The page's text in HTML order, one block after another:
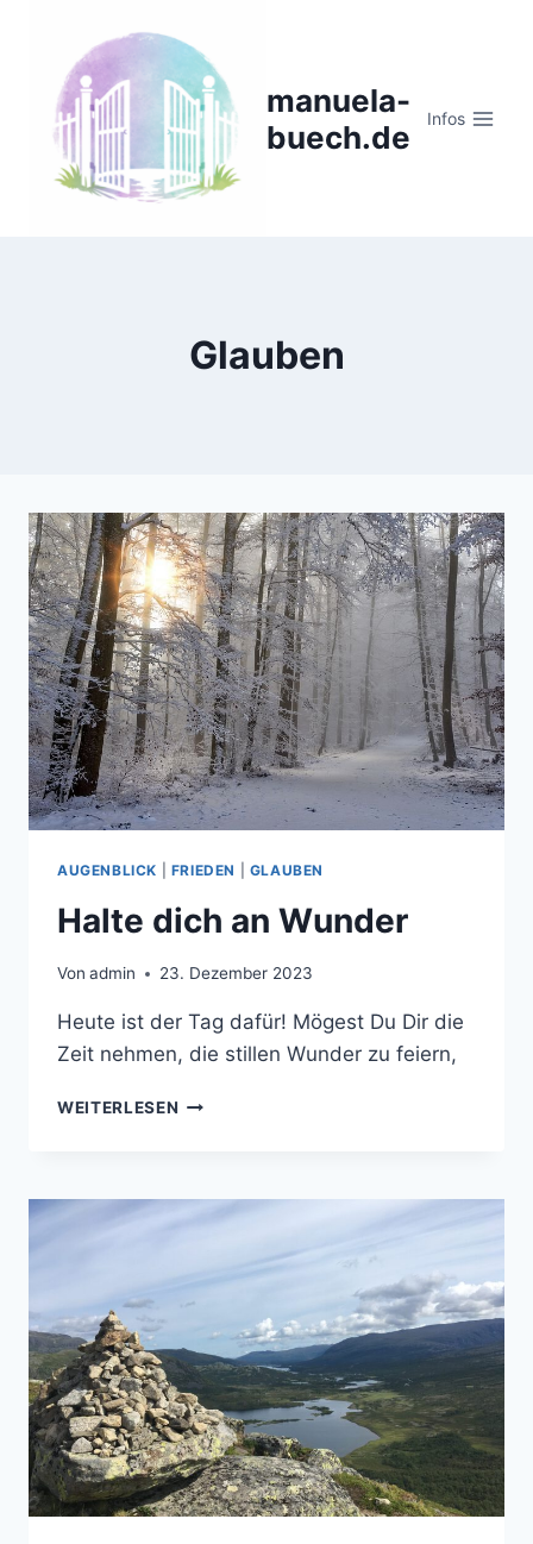
springen
manuela-
buech.de
Infos
Glauben
AUGENBLICK FRIEDEN GLAUBEN
Halte dich an Wunder
Von admin 23. Dezember 2023
Heute ist der Tag dafür! Mögest Du Dir die
Zeit nehmen, die stillen Wunder zu feiern,
WEITERLESEN HALTE